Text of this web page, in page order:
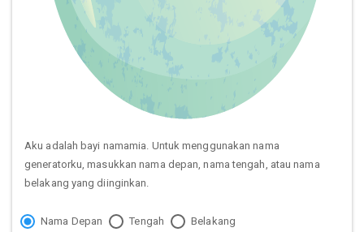
Aku adalah bayi namamia. Untuk menggunakan nama
generatorku, masukkan nama depan, nama tengah, atau nama
belakang yang diinginkan.
Nama Depan Tengah Belakang